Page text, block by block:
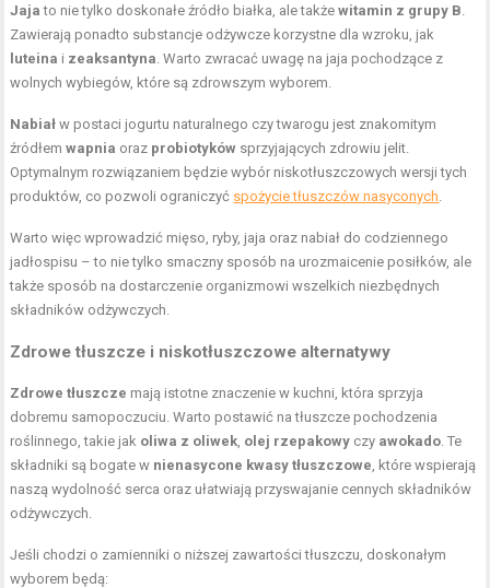
Jaja to nie tylko doskonałe źródło białka, ale takżewitamin z grupy B
Zawierają ponadto substancje odżywcze korzystne dla wzroku, jak
luteina i zeaksantyna . Warto zwracać uwagę na jaja pochodzące z
wolnych wybiegów, które są zdrowszym wyborem.
Nabiał w postaci jogurtu naturalnego czy twarogu jest znakomitym
źródłemwapnia oraz probiotyków sprzyjających zdrowiu jelit.
Optymalnym rozwiązaniem będzie wybór niskotłuszczowych wersji tych
produktów, co pozwoli ograniczyć spożycie tłuszczów nasyconych
Warto więc wprowadzić mięso, ryby, jaja oraz nabiał do codziennego
jadłospisu – to nie tylko smaczny sposób na urozmaicenie posiłków, ale
także sposób na dostarczenie organizmowi wszelkich niezbędnych
składników odżywczych.
Zdrowe tłuszcze i niskotłuszczowe alternatywy
Zdrowe tłuszcze mają istotne znaczenie w kuchni, która sprzyja
dobremu samopoczuciu. Warto postawić na tłuszcze pochodzenia
roślinnego, takie jak oliwa z oliwek olej rzepakowy czy awokado . Te
składniki są bogate w nienasycone kwasy tłuszczowe , które wspierają
naszą wydolność serca oraz ułatwiają przyswajanie cennych składników
odżywczych.
Jeśli chodzi o zamienniki o niższej zawartości tłuszczu, doskonałym
wyborem będą: